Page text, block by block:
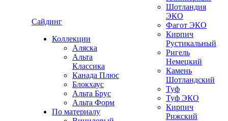
Сайдинг
Коллекции
Аляска
Альта
Классика
Канада Плюс
Блокхаус
Альта Брус
Альта Форм
По материалу
Шотландия
ЭКО
Фагот ЭКО
Кирпич
Рустикальный
Ригель
Немецкий
Камень
Шотландский
Туф
Туф ЭКО
Кирпич
Рижский